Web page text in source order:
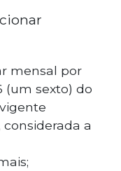
mensal por
(um sexto) do
considerada a